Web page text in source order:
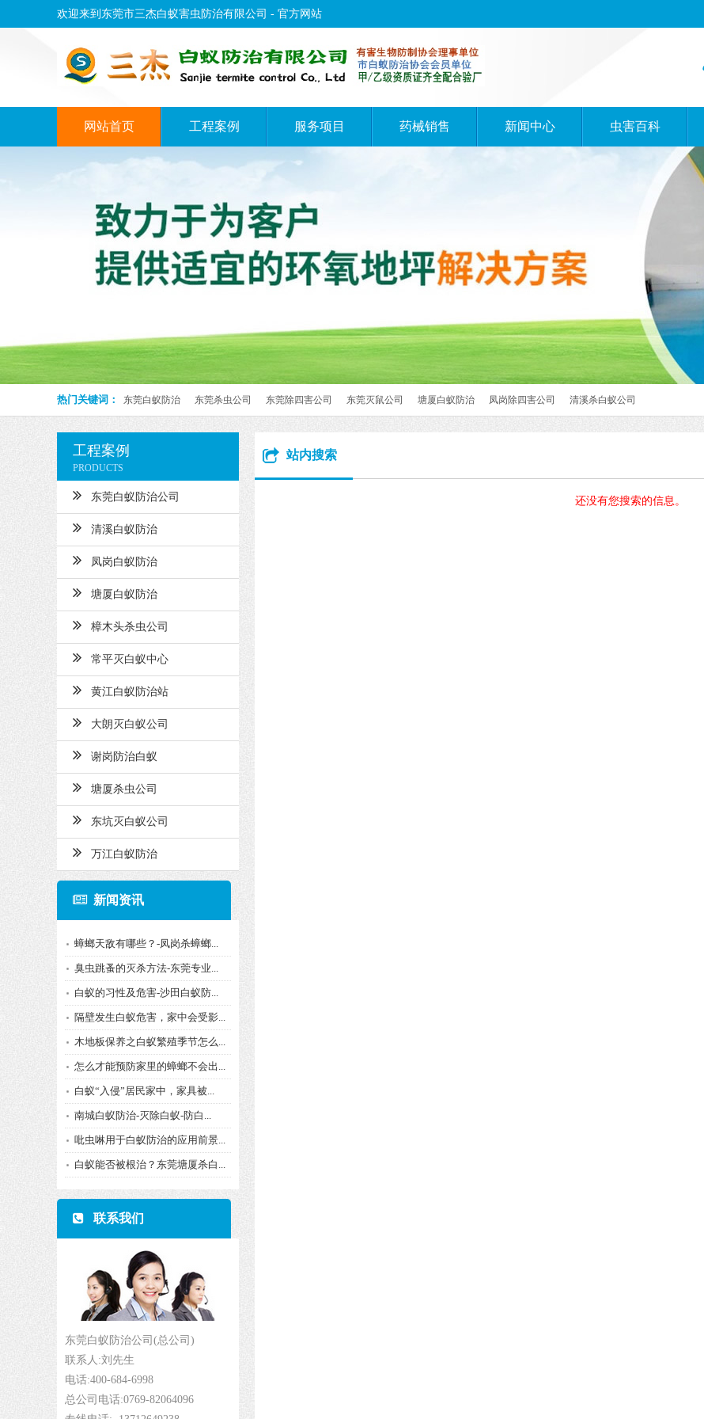
欢迎来到东莞市三杰白蚁害虫防治有限公司 - 官方网站
网站首页 工程案例 服务项目 药械销售 新闻中心 虫害百科
热门关键词： 东莞白蚁防治 东莞杀虫公司 东莞除四害公司 东莞灭鼠公司 塘厦白蚁防治 凤岗除四害公司 清溪杀白蚁公司
工程案例
PRODUCTS
东莞白蚁防治公司
清溪白蚁防治
凤岗白蚁防治
塘厦白蚁防治
樟木头杀虫公司
常平灭白蚁中心
黄江白蚁防治站
大朗灭白蚁公司
谢岗防治白蚁
塘厦杀虫公司
东坑灭白蚁公司
万江白蚁防治
新闻资讯
蟑螂天敌有哪些？-凤岗杀蟑螂...
臭虫跳蚤的灭杀方法-东莞专业...
白蚁的习性及危害-沙田白蚁防...
隔壁发生白蚁危害，家中会受影...
木地板保养之白蚁繁殖季节怎么...
怎么才能预防家里的蟑螂不会出...
白蚁“入侵”居民家中，家具被...
南城白蚁防治-灭除白蚁-防白...
吡虫啉用于白蚁防治的应用前景...
白蚁能否被根治？东莞塘厦杀白...
联系我们
东莞白蚁防治公司(总公司)
联系人:刘先生
电话:400-684-6998
总公司电话:0769-82064096
站内搜索
还没有您搜索的信息。